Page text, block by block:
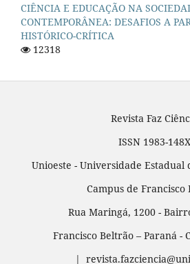
CIÊNCIA E EDUCAÇÃO NA
CONTEMPORÂNEA: DESAFIOS A
HISTÓRICO-CRÍTICA
12318
Revista Faz
ISSN 1983-148X
Unioeste - Universidade Estadual
Campus de Francisco
Rua Maringá, 1200 -
Francisco Beltrão – Paraná -
|